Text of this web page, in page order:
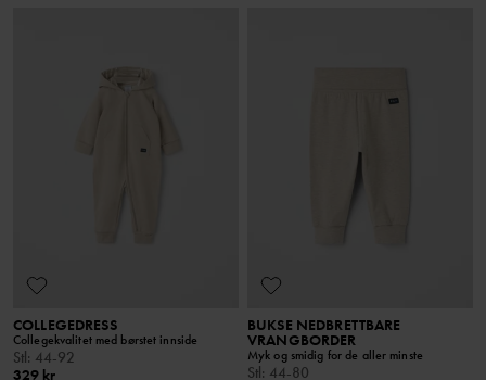
COLLEGEDRESS
Collegekvalitet med børstet innside
Stl: 44-92
329 kr
BUKSE NEDBRETTBARE
VRANGBORDER
Myk og smidig for de aller minste
Stl: 44-80